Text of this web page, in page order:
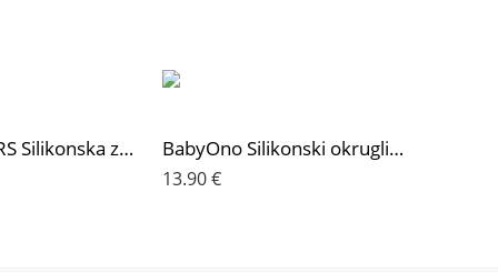
PETITE&MARS Silikonska zdjelica s vakuumom 360 ml Take&Match 6 m+, Misty Green BabyOno Silikonski okrugli tanjur s odjeljcima i vakuumom 6 m+, roza
13.90€